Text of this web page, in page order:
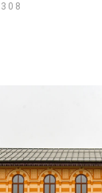
308